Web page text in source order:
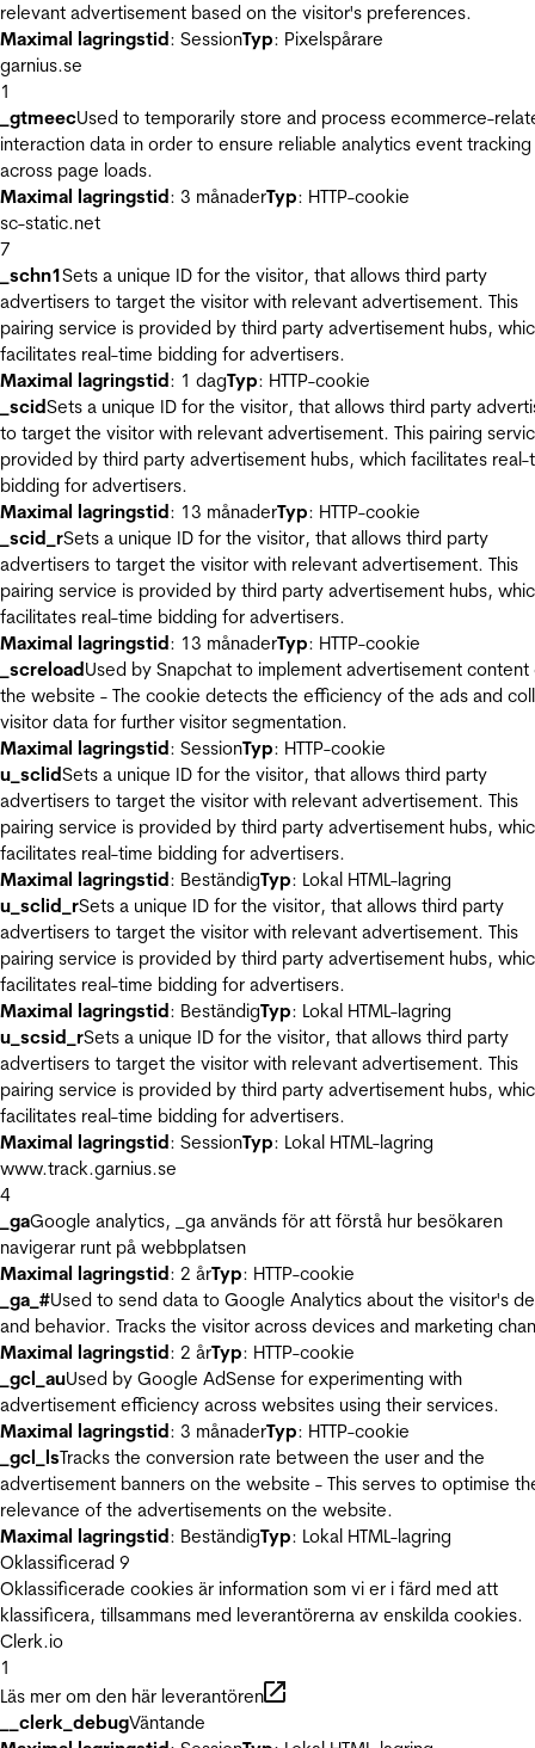
relevant advertisement based on the visitor's preferences.
Maximal lagringstid: SessionTyp: Pixelspårare
garnius.se
1
_gtmeecUsed to temporarily store and process ecommerce-
interaction data in order to ensure reliable analytics event tracking
across page loads.
Maximal lagringstid: 3 månaderTyp: HTTP-cookie
sc-static.net
7
_schn1Sets a unique ID for the visitor, that allows third party
advertisers to target the visitor with relevant advertisement. This
pairing service is provided by third party advertisement hubs,
facilitates real-time bidding for advertisers.
Maximal lagringstid: 1 dagTyp: HTTP-cookie
_scidSets a unique ID for the visitor, that allows third party
to target the visitor with relevant advertisement. This pairing
provided by third party advertisement hubs, which facilitates real-
bidding for advertisers.
Maximal lagringstid: 13 månaderTyp: HTTP-cookie
_scid_rSets a unique ID for the visitor, that allows third party
advertisers to target the visitor with relevant advertisement. This
pairing service is provided by third party advertisement hubs,
facilitates real-time bidding for advertisers.
Maximal lagringstid: 13 månaderTyp: HTTP-cookie
_screloadUsed by Snapchat to implement advertisement content
the website - The cookie detects the efficiency of the ads and
visitor data for further visitor segmentation.
Maximal lagringstid: SessionTyp: HTTP-cookie
u_sclidSets a unique ID for the visitor, that allows third party
advertisers to target the visitor with relevant advertisement. This
pairing service is provided by third party advertisement hubs,
facilitates real-time bidding for advertisers.
Maximal lagringstid: BeständigTyp: Lokal HTML-lagring
u_sclid_rSets a unique ID for the visitor, that allows third party
advertisers to target the visitor with relevant advertisement. This
pairing service is provided by third party advertisement hubs,
facilitates real-time bidding for advertisers.
Maximal lagringstid: BeständigTyp: Lokal HTML-lagring
u_scsid_rSets a unique ID for the visitor, that allows third party
advertisers to target the visitor with relevant advertisement. This
pairing service is provided by third party advertisement hubs,
facilitates real-time bidding for advertisers.
Maximal lagringstid: SessionTyp: Lokal HTML-lagring
www.track.garnius.se
4
_gaGoogle analytics, _ga används för att förstå hur besökaren
navigerar runt på webbplatsen
Maximal lagringstid: 2 årTyp: HTTP-cookie
_ga_#Used to send data to Google Analytics about the visitor's
and behavior. Tracks the visitor across devices and marketing
Maximal lagringstid: 2 årTyp: HTTP-cookie
_gcl_auUsed by Google AdSense for experimenting with
advertisement efficiency across websites using their services.
Maximal lagringstid: 3 månaderTyp: HTTP-cookie
_gcl_lsTracks the conversion rate between the user and the
advertisement banners on the website - This serves to optimise
relevance of the advertisements on the website.
Maximal lagringstid: BeständigTyp: Lokal HTML-lagring
Oklassificerad 9
Oklassificerade cookies är information som vi er i färd med att
klassificera, tillsammans med leverantörerna av enskilda cookies.
Clerk.io
1
Läs mer om den här leverantören
__clerk_debugVäntande